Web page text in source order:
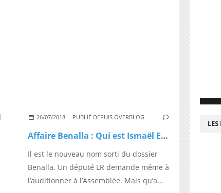
26/07/2018 PUBLIÉ DEPUIS OVERBLOG
Affaire Benalla : Qui est Ismaël Emelien, l’intrigant conseiller de Macron aujourd’hui en danger ?
Il est le nouveau nom sorti du dossier
Benalla. Un député LR demande même à
l’auditionner à l’Assemblée. Mais qu’a...